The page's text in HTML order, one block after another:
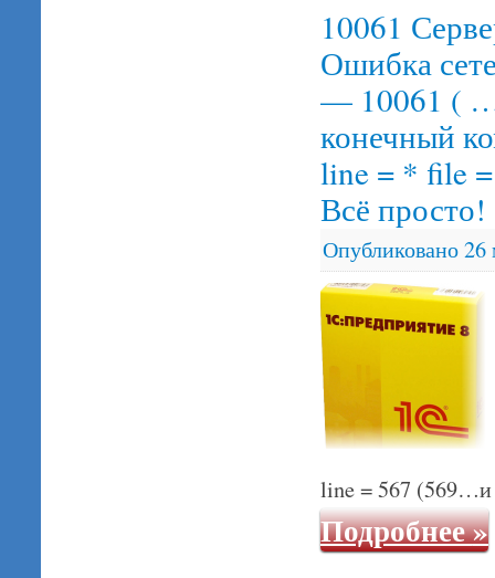
10061
Ошибка
— 10061 (
конечный
line = * file
Всё просто!
Опубликовано26
line = 567 (569…и
Подробнее»